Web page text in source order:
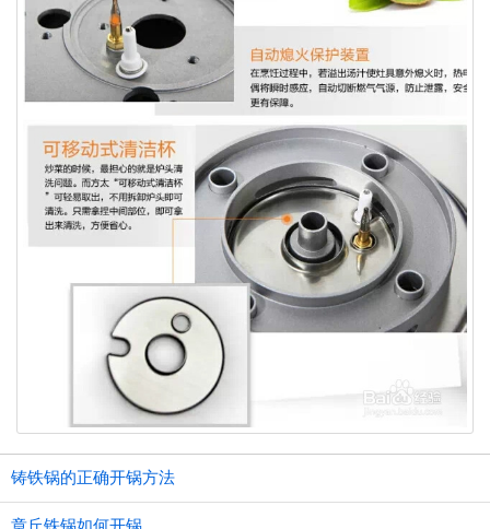
铸铁锅的正确开锅方法
章丘铁锅如何开锅